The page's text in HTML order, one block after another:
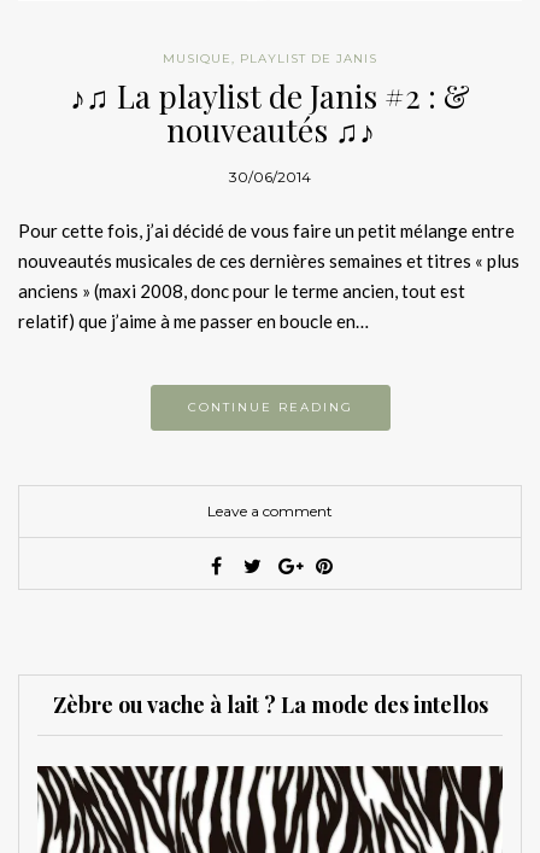
MUSIQUE, PLAYLIST DE JANIS
♪♫ La playlist de Janis #2 : &
nouveautés ♫♪
30/06/2014
Pour cette fois, j’ai décidé de vous faire un petit mélange entre
nouveautés musicales de ces dernières semaines et titres « plus
anciens » (maxi 2008, donc pour le terme ancien, tout est
relatif) que j’aime à me passer en boucle en…
CONTINUE READING
Leave a comment
Zèbre ou vache à lait ? La mode des intellos